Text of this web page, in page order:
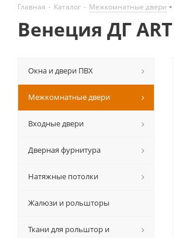
Главная - Каталог - Межкомнатные двери
Венеция ДГ
Окна и двери ПВХ
Межкомнатные двери
Входные двери
Дверная фурнитура
Натяжные потолки
Жалюзи и рольшторы
Ткани для рольштор и